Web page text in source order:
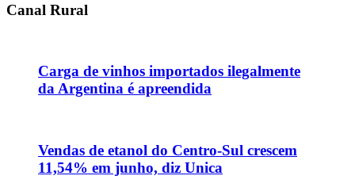
Canal Rural
Carga de vinhos importados ilegalmente
da Argentina é apreendida
Vendas de etanol do Centro-Sul crescem
11,54% em junho, diz Unica